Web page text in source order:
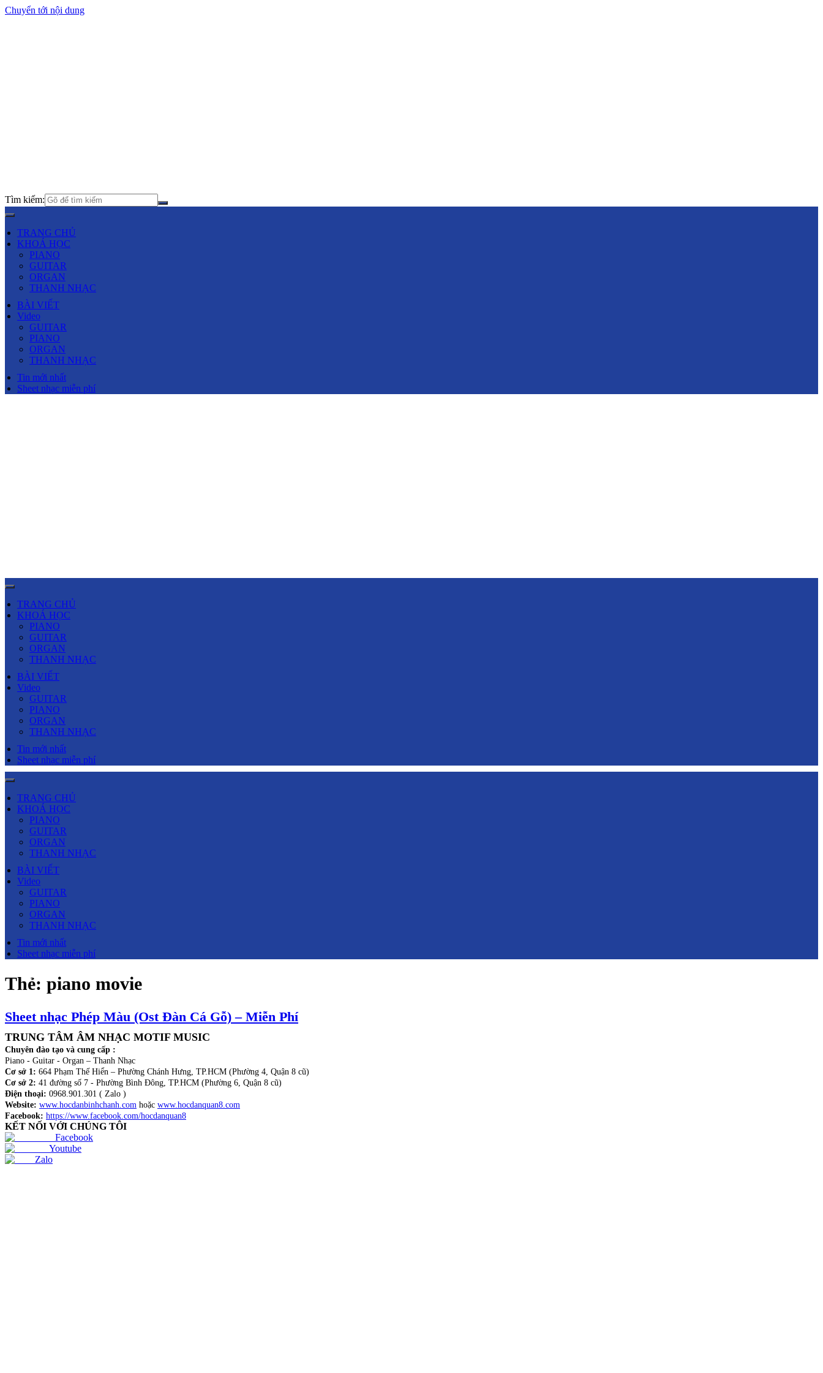
Chuyển tới nội dung
Tìm kiếm:
TRANG CHỦ
KHOÁ HỌC
PIANO
GUITAR
ORGAN
THANH NHẠC
BÀI VIẾT
Video
GUITAR
PIANO
ORGAN
THANH NHẠC
Tin mới nhất
Sheet nhạc miễn phí
TRANG CHỦ
KHOÁ HỌC
PIANO
GUITAR
ORGAN
THANH NHẠC
BÀI VIẾT
Video
GUITAR
PIANO
ORGAN
THANH NHẠC
Tin mới nhất
Sheet nhạc miễn phí
TRANG CHỦ
KHOÁ HỌC
PIANO
GUITAR
ORGAN
THANH NHẠC
BÀI VIẾT
Video
GUITAR
PIANO
ORGAN
THANH NHẠC
Tin mới nhất
Sheet nhạc miễn phí
Thẻ: piano movie
Sheet nhạc Phép Màu (Ost Đàn Cá Gỗ) – Miễn Phí
TRUNG TÂM ÂM NHẠC MOTIF MUSIC
Chuyên đào tạo và cung cấp :
Piano - Guitar - Organ – Thanh Nhạc
Cơ sở 1: 664 Phạm Thế Hiển – Phường Chánh Hưng, TP.HCM (Phường 4, Quận 8 cũ)
Cơ sở 2: 41 đường số 7 - Phường Bình Đông, TP.HCM (Phường 6, Quận 8 cũ)
Điện thoại: 0968.901.301 ( Zalo )
Website: www.hocdanbinhchanh.com hoặc www.hocdanquan8.com
Facebook: https://www.facebook.com/hocdanquan8
KẾT NỐI VỚI CHÚNG TÔI
Facebook
Youtube
Zalo